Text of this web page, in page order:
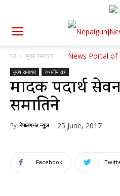
घर मुख्य समाचार
मुख्य समाचार स्थानीय तह
मादक पदार्थ
समातिने
By नेपालगन्ज न्यूज - 25 June, 2017
Facebook